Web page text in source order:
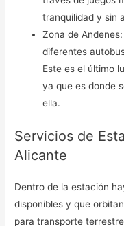
tranquilidad y sin
Zona de
diferentes
Este es el último
ya que es donde
ella.
Servicios de
Alicante
Dentro de la estación
disponibles y que
para transporte